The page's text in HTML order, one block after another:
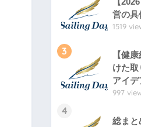
【
営の具
1519
3
【健
けた取
アイデ
997
4
総まと